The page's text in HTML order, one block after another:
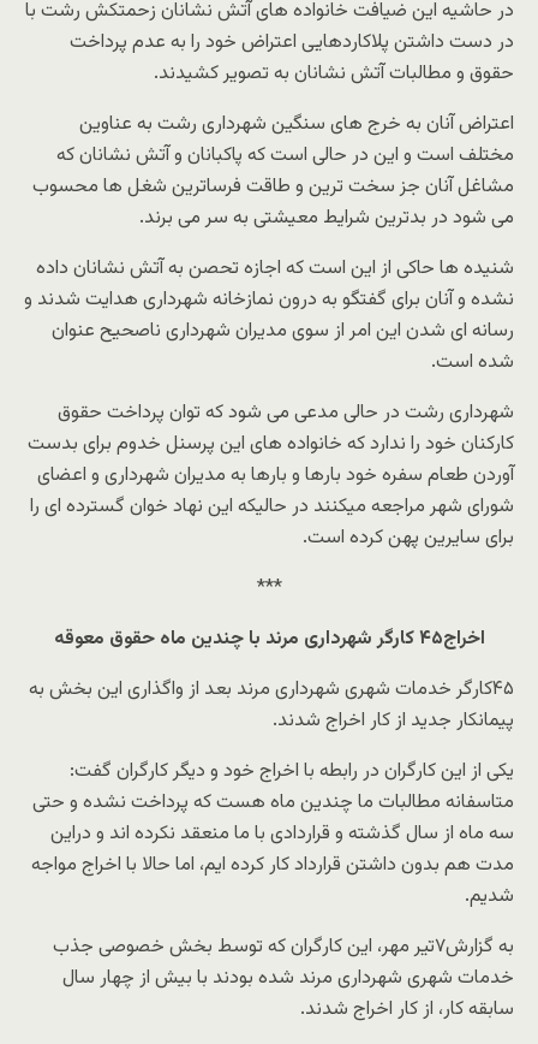
در حاشیه این ضیافت خانواده های آتش نشانان زحمتکش رشت با
در دست داشتن پلاکاردهایی اعتراض خود را به عدم پرداخت
حقوق و مطالبات آتش نشانان به تصویر کشیدند.
اعتراض آنان به خرج های سنگین شهرداری رشت به عناوین
مختلف است و این در حالی است که پاکبانان و آتش نشانان که
مشاغل آنان جز سخت ترین و طاقت فرساترین شغل ها محسوب
می شود در بدترین شرایط معیشتی به سر می برند.
شنیده ها حاکی از این است که اجازه تحصن به آتش نشانان داده
نشده و آنان برای گفتگو به درون نمازخانه شهرداری هدایت شدند و
رسانه ای شدن این امر از سوی مدیران شهرداری ناصحیح عنوان
شده است.
شهرداری رشت در حالی مدعی می شود که توان پرداخت حقوق
کارکنان خود را ندارد که خانواده های این پرسنل خدوم برای بدست
آوردن طعام سفره خود بارها و بارها به مدیران شهرداری و اعضای
شورای شهر مراجعه میکنند در حالیکه این نهاد خوان گسترده ای را
برای سایرین پهن کرده است.
***
اخراج۴۵ کارگر شهرداری مرند با چندین ماه حقوق معوقه
۴۵کارگر خدمات شهری شهرداری مرند بعد از واگذاری این بخش به
پیمانکار جدید از کار اخراج شدند.
یکی از این کارگران در رابطه با اخراج خود و دیگر کارگران گفت:
متاسفانه مطالبات ما چندین ماه هست که پرداخت نشده و حتی
سه ماه از سال گذشته و قراردادی با ما منعقد نکرده اند و دراین
مدت هم بدون داشتن قرارداد کار کرده ایم، اما حالا با اخراج مواجه
شدیم.
به گزارش۷تیر مهر، این کارگران که توسط بخش خصوصی جذب
خدمات شهری شهرداری مرند شده بودند با بیش از چهار سال
سابقه کار، از کار اخراج شدند.